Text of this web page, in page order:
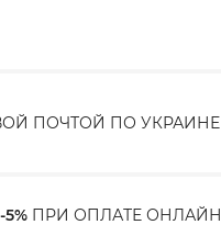
ПОЧТОЙ ПО УКРАИНЕ
-5%ПРИ ОПЛАТЕ ОНЛАЙН